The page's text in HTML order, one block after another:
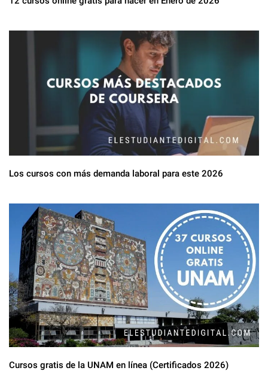
Los cursos con más demanda laboral para este 2026
Cursos gratis de la UNAM en línea (Certificados 2026)